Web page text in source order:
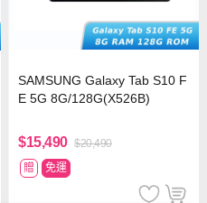
SAMSUNG Galaxy Tab S10 F
E 5G 8G/128G(X526B)
$15,490 $20,490
贈
免運